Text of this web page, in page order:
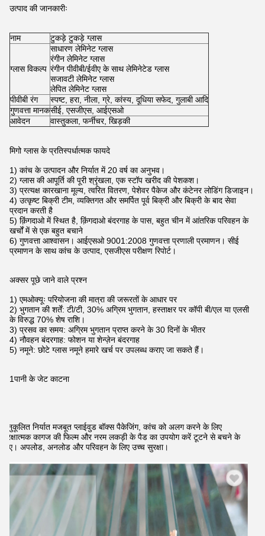
उत्पाद की जानकारीः
नाम टुकड़े टुकड़े ग्लास
ग्लास विकल्प
साधारण लेमिनेट ग्लास
रंगीन लेमिनेट ग्लास
रंगीन पीवीबी/ईवीए के साथ लेमिनेटेड ग्लास
सजावटी लेमिनेट ग्लास
लेपित लेमिनेट ग्लास
पीवीबी रंग
स्पष्ट, हरा, नीला, ग्रे, कांस्य, दूधिया सफेद, गुलाबी आदि
गुणवत्ता मानकसीई, एसजीएस, आईएसओ
आवेदन
वास्तुकला, फर्नीचर, खिड़की
मिगो ग्लास के प्रतिस्पर्धात्मक फायदे
1) कांच के उत्पादन और निर्यात में 20 वर्ष का अनुभव।
2) ग्लास की आपूर्ति की पूरी श्रृंखला, एक स्टॉप खरीद की पेशकश।
3) प्रत्यक्ष कारखाना मूल्य, त्वरित वितरण, पेशेवर पैकेज और कंटेनर लोडिंग डिजाइन।
4) उत्कृष्ट बिक्री टीम, व्यक्तिगत और समर्पित पूर्व बिक्री और बिक्री के बाद सेवा
प्रदान करती है
5) क़िंगदाओ में स्थित है, क़िंगदाओ बंदरगाह के पास, बहुत चीन में आंतरिक परिवहन के
खर्चों में से एक बहुत बचाने
6) गुणवत्ता आश्वासन। आईएसओ 9001:2008 गुणवत्ता प्रणाली प्रमाणन। सीई
प्रमाणन के साथ कांच के उत्पाद, एसजीएस परीक्षण रिपोर्ट।
अक्सर पूछे जाने वाले प्रश्न
1) एमओक्यूः परियोजना की मात्रा की जरूरतों के आधार पर
2) भुगतान की शर्तें: टी/टी, 30% अग्रिम भुगतान, हस्ताक्षर पर कॉपी बी/एल या एलसी
के विरुद्ध 70% शेष राशि।
3) प्रसव का समय: अग्रिम भुगतान प्राप्त करने के 30 दिनों के भीतर
4) नौवहन बंदरगाह: फोशन या शेन्ज़ेन बंदरगाह
5) नमूने: छोटे ग्लास नमूने हमारे खर्च पर उपलब्ध कराए जा सकते हैं।
1पानी के जेट काटना
अनुकूलित निर्यात मजबूत प्लाईवुड बॉक्स पैकेजिंग, कांच को अलग करने के लिए
सुरक्षात्मक कागज की फिल्म और नरम लकड़ी के पैड का उपयोग करें टूटने से बचने के
लिए। अपलोड, अनलोड और परिवहन के लिए उच्च सुरक्षा।